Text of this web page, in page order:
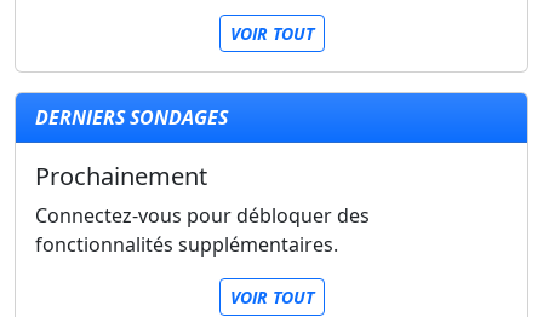
VOIR TOUT
DERNIERS SONDAGES
Prochainement
Connectez-vous pour débloquer des
fonctionnalités supplémentaires.
VOIR TOUT